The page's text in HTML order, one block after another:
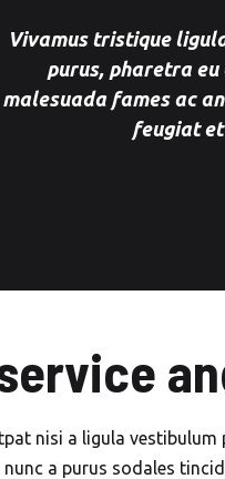
Vivamus tristique
purus, pharetra
malesuada fames ac
feugiat
nisi a ligula vestibulum
nunc a purus sodales